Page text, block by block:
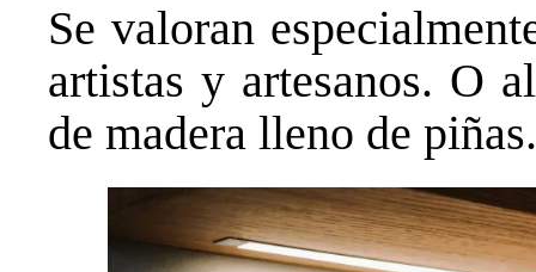
Se valoran
artistas y artesanos. O
de madera lleno de piñas.